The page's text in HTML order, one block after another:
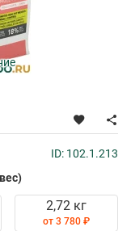
ID: 102.1.213
2,72 кг
от 3 780 ₽